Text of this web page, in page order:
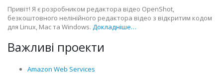
Привіт! Я є розробником редактора відео OpenShot,
безкоштовного нелінійного редактора відео з відкритим кодом
для Linux, Mac та Windows. Докладніше…
Важливі проекти
Amazon Web Services